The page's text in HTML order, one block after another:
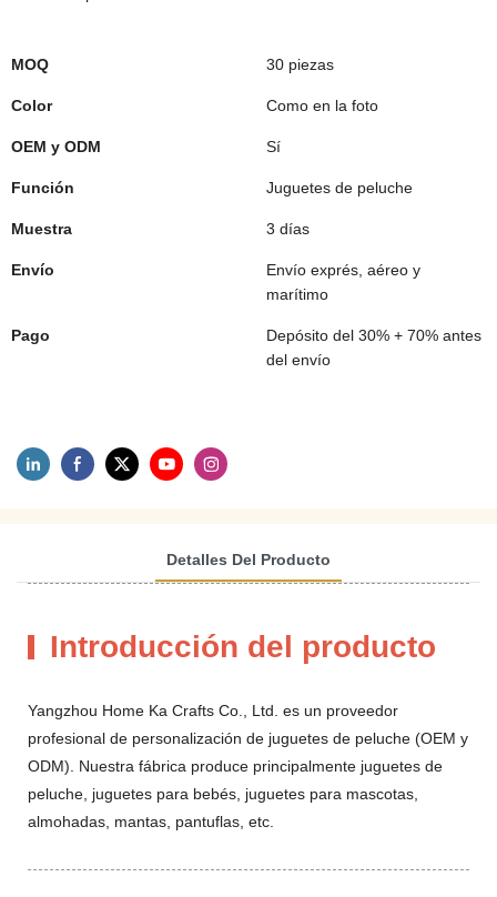
MOQ 30 piezas
Color Como en la foto
OEM y ODM Sí
Función Juguetes de peluche
Muestra 3 días
Envío
Envío exprés, aéreo y
marítimo
Pago
Depósito del 30% + 70% antes
del envío
Detalles Del Producto
Introducción del producto
Yangzhou Home Ka Crafts Co., Ltd. es un proveedor
profesional de personalización de juguetes de peluche (OEM y
ODM). Nuestra fábrica produce principalmente juguetes de
peluche, juguetes para bebés, juguetes para mascotas,
almohadas, mantas, pantuflas, etc.